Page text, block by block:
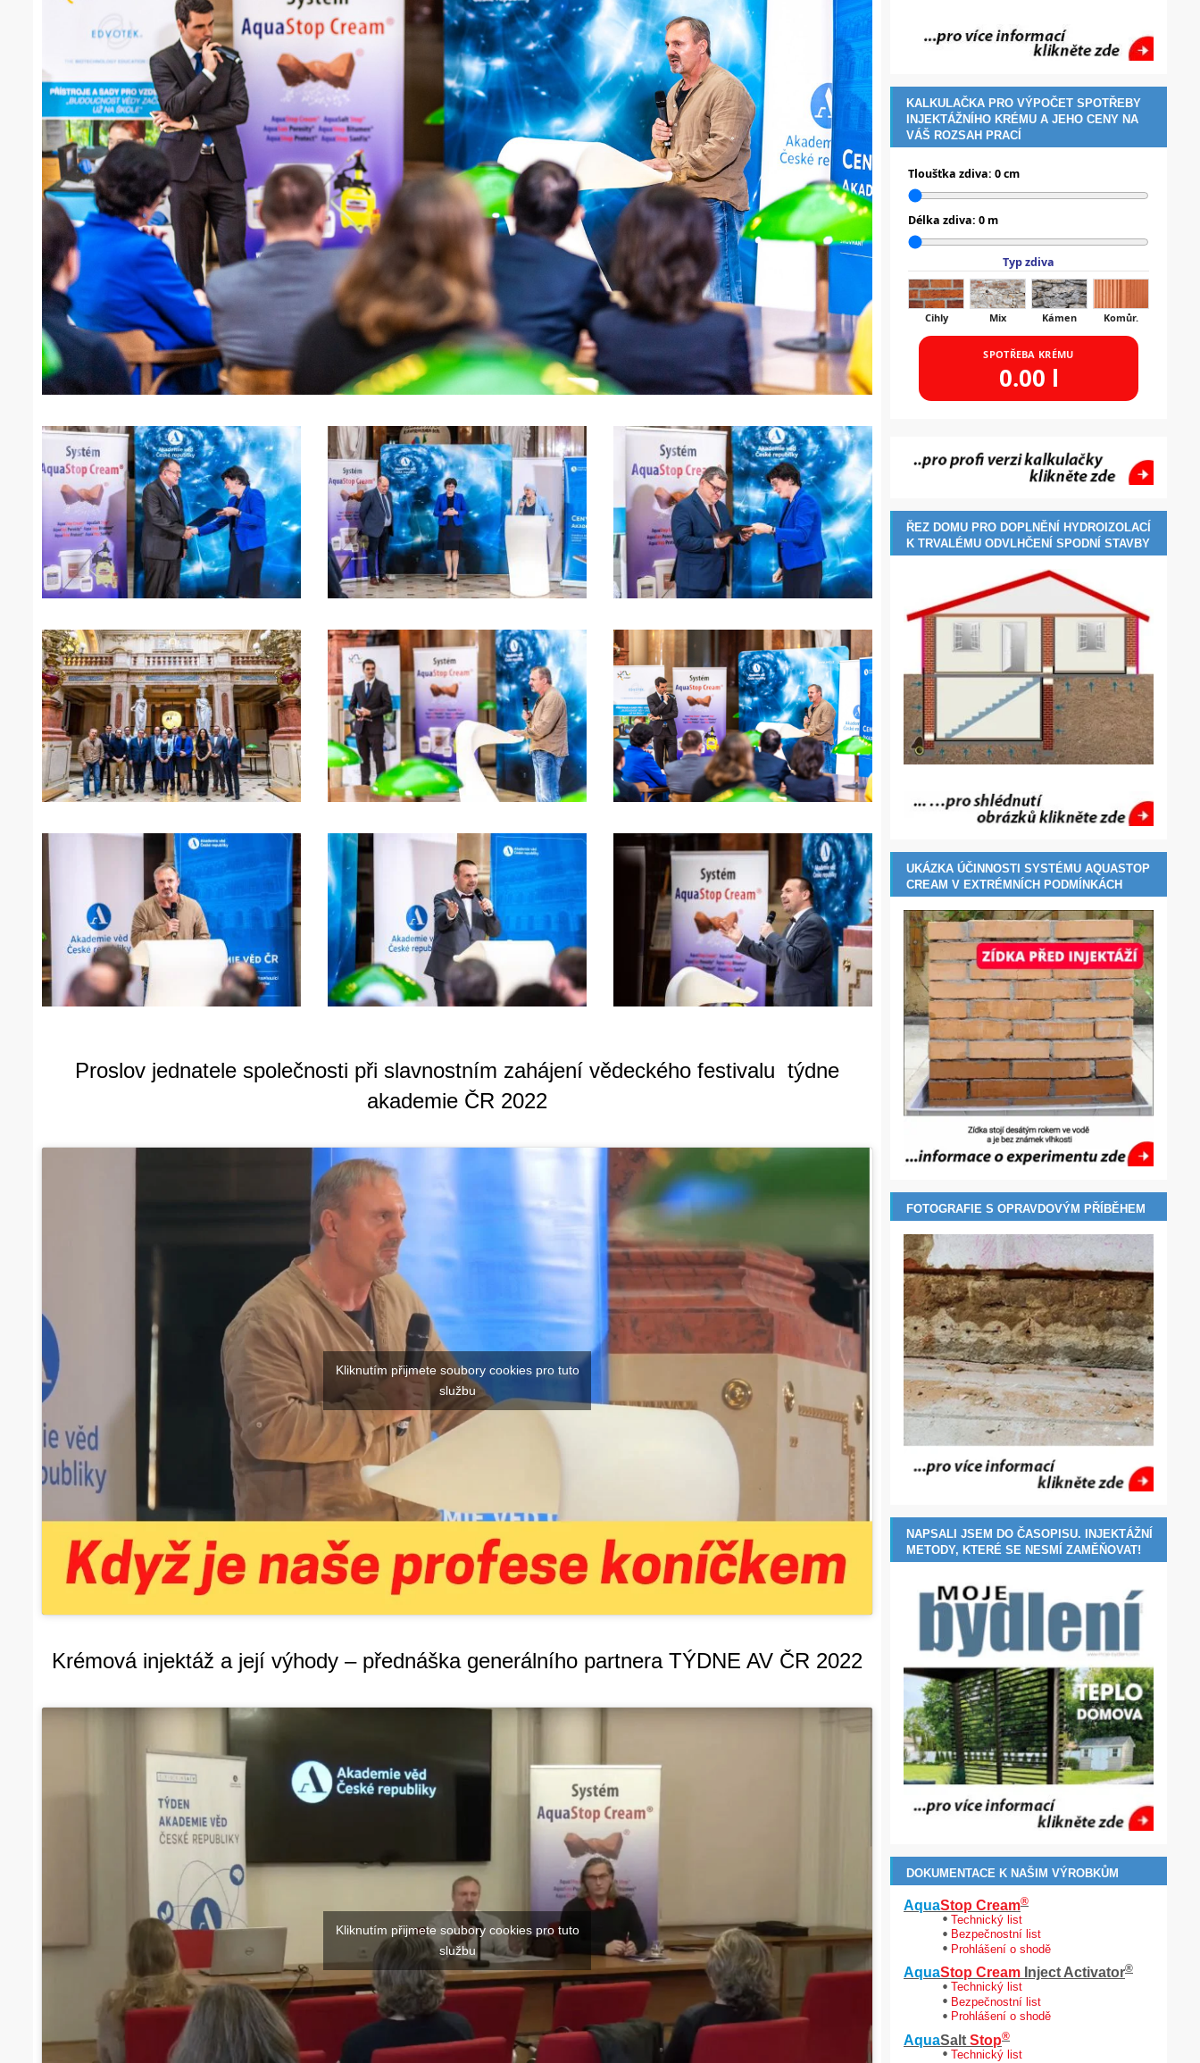
Proslov jednatele společnosti při slavnostním zahájení vědeckého festivalu týdne
akademie ČR 2022
Kliknutím přijmete soubory cookies pro tuto
službu
Krémová injektáž a její výhody – přednáška generálního partnera TÝDNE AV ČR 2022
Kliknutím přijmete soubory cookies pro tuto
službu
KALKULAČKA PRO VÝPOČET SPOTŘEBY
INJEKTÁŽNÍHO KRÉMU A JEHO CENY NA
VÁŠ ROZSAH PRACÍ
Tloušťka zdiva: 0cm
Délka zdiva: 0 m
Typ zdiva
Cihly Mix Kámen Komůr.
SPOTŘEBA KRÉMU
0.00 l
ŘEZ DOMU PRO DOPLNĚNÍ HYDROIZOLACÍ
K TRVALÉMU ODVLHČENÍ SPODNÍ STAVBY
UKÁZKA ÚČINNOSTI SYSTÉMU AQUASTOP
CREAM V EXTRÉMNÍCH PODMÍNKÁCH
FOTOGRAFIE S OPRAVDOVÝM PŘÍBĚHEM
NAPSALI JSEM DO ČASOPISU. INJEKTÁŽNÍ
METODY, KTERÉ SE NESMÍ ZAMĚŇOVAT!
DOKUMENTACE K NAŠIM VÝROBKŮM
AquaStop Cream®
Technický list
Bezpečnostní list
Prohlášení o shodě
AquaStop Cream Inject Activator®
Technický list
Bezpečnostní list
Prohlášení o shodě
AquaSalt Stop®
Technický list